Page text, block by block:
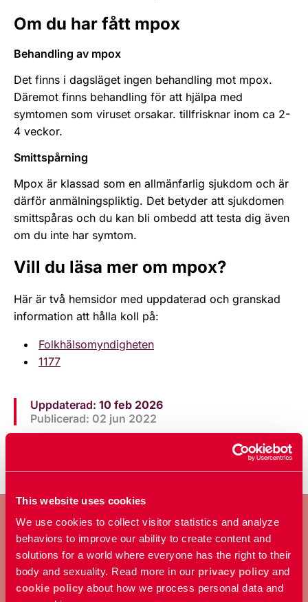
This website uses cookies
We use cookies to collect visitor statistics and analyze
behaviors to improve our ability to create content and
solutions for a world where everyone has the right to their
body and sexuality. Read more in our privacy policy and
cookie policy about how we process personal data and
Om du har fått mpox
Behandling av mpox
Det finns i dagsläget ingen behandling mot mpox.
Däremot finns behandling för att hjälpa med
symtomen som viruset orsakar. tillfrisknar inom ca 2-
4 veckor.
Smittspårning
Mpox är klassad som en allmänfarlig sjukdom och är
därför anmälningspliktig. Det betyder att sjukdomen
smittspåras och du kan bli ombedd att testa dig även
om du inte har symtom.
Vill du läsa mer om mpox?
Här är två hemsidor med uppdaterad och granskad
information att hålla koll på:
Folkhälsomyndigheten
1177
Uppdaterad: 10 feb 2026
Publicerad: 02 jun 2022
BLI MEDLEM
Ta ställning för allas rätt att